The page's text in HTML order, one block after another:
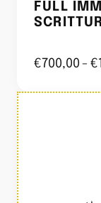
FULL
€ 700,00 - €